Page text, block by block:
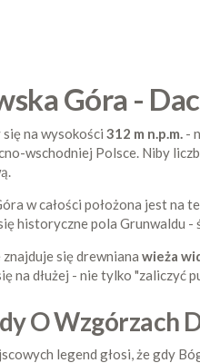
Góra -
na wysokości 312 m n.p.m. -
wschodniej Polsce. Niby
w całości położona jest na
historyczne pola Grunwaldu -
znajduje się drewniana wieża
na dłużej - nie tylko "zaliczyć
O Wzgórzach
legend głosi, że gdy